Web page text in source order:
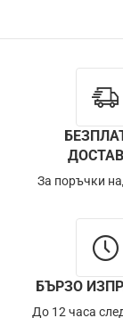
За поръчки
БЪРЗО
До 12 часа